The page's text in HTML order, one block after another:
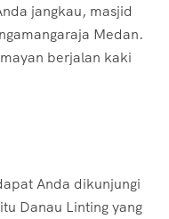
jangkau, masjid
Medan.
berjalan kaki
Anda dikunjungi
Danau Linting yang